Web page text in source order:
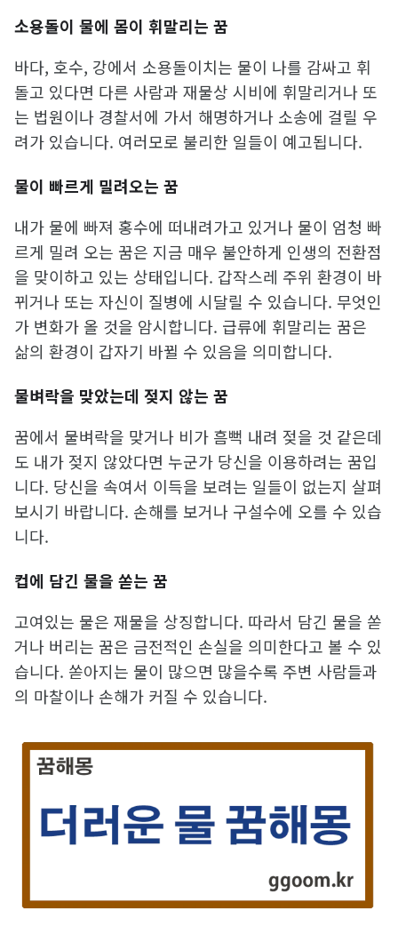
소용돌이 물에 몸이 휘말리는 꿈
바다, 호수, 강에서 소용돌이치는 물이 나를 감싸고 휘
돌고 있다면 다른 사람과 재물상 시비에 휘말리거나 또
는 법원이나 경찰서에 가서 해명하거나 소송에 걸릴 우
려가 있습니다. 여러모로 불리한 일들이 예고됩니다.
물이 빠르게 밀려오는 꿈
내가 물에 빠져 홍수에 떠내려가고 있거나 물이 엄청 빠
르게 밀려 오는 꿈은 지금 매우 불안하게 인생의 전환점
을 맞이하고 있는 상태입니다. 갑작스레 주위 환경이 바
뀌거나 또는 자신이 질병에 시달릴 수 있습니다. 무엇인
가 변화가 올 것을 암시합니다. 급류에 휘말리는 꿈은
삶의 환경이 갑자기 바뀔 수 있음을 의미합니다.
물벼락을 맞았는데 젖지 않는 꿈
꿈에서 물벼락을 맞거나 비가 흠뻑 내려 젖을 것 같은데
도 내가 젖지 않았다면 누군가 당신을 이용하려는 꿈입
니다. 당신을 속여서 이득을 보려는 일들이 없는지 살펴
보시기 바랍니다. 손해를 보거나 구설수에 오를 수 있습
니다.
컵에 담긴 물을 쏟는 꿈
고여있는 물은 재물을 상징합니다. 따라서 담긴 물을 쏟
거나 버리는 꿈은 금전적인 손실을 의미한다고 볼 수 있
습니다. 쏟아지는 물이 많으면 많을수록 주변 사람들과
의 마찰이나 손해가 커질 수 있습니다.